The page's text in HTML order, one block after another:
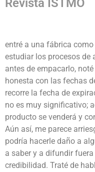
entré a una fábrica como
estudiar los procesos de
antes de empacarlo,
honesta con las fechas
recorre la fecha de
no es muy significativo;
producto se venderá y
Aún así, me parece
podría hacerle daño a
a saber y a difundir
credibilidad. Traté de